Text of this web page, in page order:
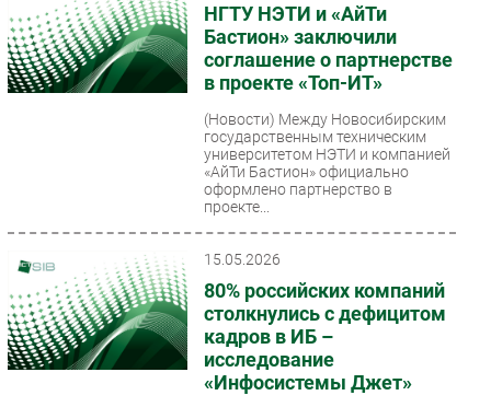
НГТУ НЭТИ и «АйТи
Бастион» заключили
соглашение о партнерстве
в проекте «Топ-ИТ»
(Новости) Между Новосибирским
государственным техническим
университетом НЭТИ и компанией
«АйТи Бастион» официально
оформлено партнерство в
проекте...
15.05.2026
80% российских компаний
столкнулись с дефицитом
кадров в ИБ –
исследование
«Инфосистемы Джет»